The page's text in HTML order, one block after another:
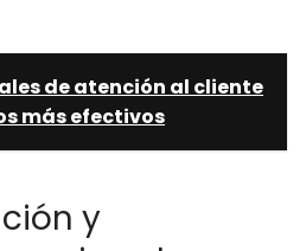
de atención al cliente
más efectivos
y